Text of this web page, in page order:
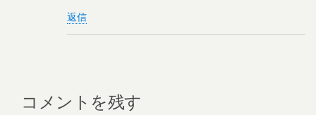
返信
コメントを残す